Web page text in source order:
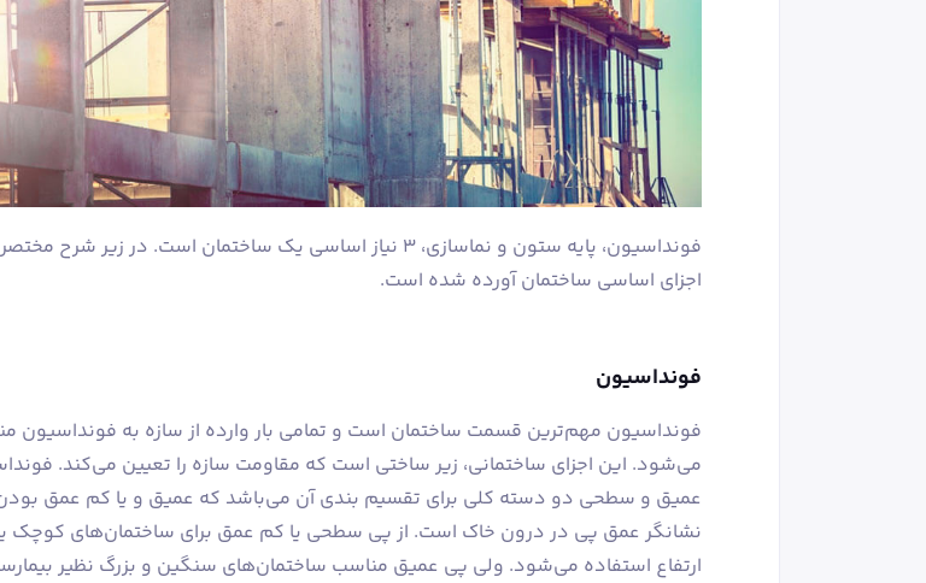
فونداسیون، پایه ستون و نماسازی، 3 نیاز اساسی یک ساختمان است. در زیر شرح
اجزای اساسی ساختمان آورده شده است.
فونداسیون
فونداسیون مهم‌ترین قسمت ساختمان است و تمامی بار وارده از سازه به فونداسیون
می‌شود. این اجزای ساختمانی، زیر ساختی است که مقاومت سازه را تعیین می‌کند.
عمیق و سطحی دو دسته کلی برای تقسیم بندی آن می‌باشد که عمیق و یا کم عمق
نشانگر عمق پی در درون خاک است. از پی سطحی یا کم عمق برای ساختمان‌های کوچک
ارتفاع استفاده می‌شود. ولی پی عمیق مناسب ساختمان‌های سنگین و بزرگ نظیر